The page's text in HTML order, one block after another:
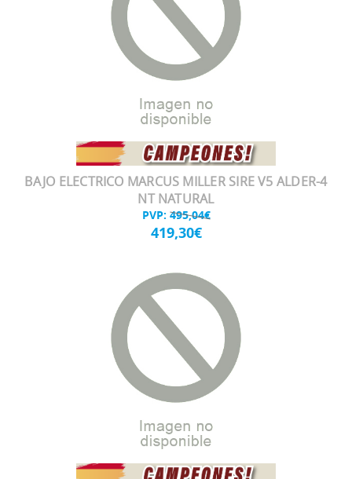
BAJO ELECTRICO MARCUS MILLER SIRE V5 ALDER-4
NT NATURAL
PVP: 495,04€
419,30€